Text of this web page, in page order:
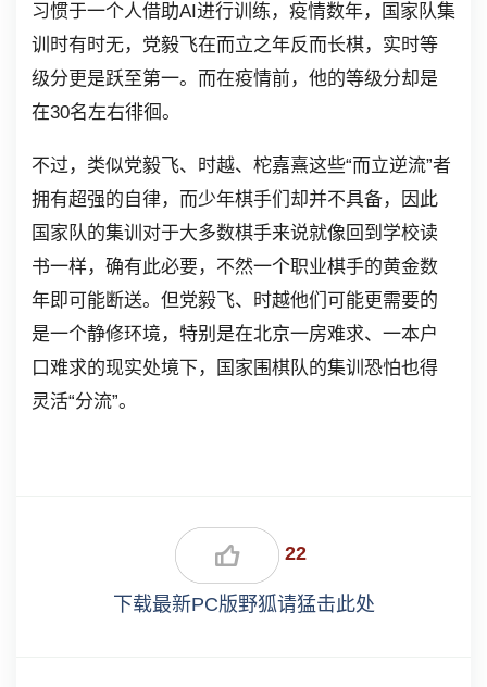
习惯于一个人借助AI进行训练，疫情数年，国家队集
训时有时无，党毅飞在而立之年反而长棋，实时等
级分更是跃至第一。而在疫情前，他的等级分却是
在30名左右徘徊。
不过，类似党毅飞、时越、柁嘉熹这些“而立逆流”者
拥有超强的自律，而少年棋手们却并不具备，因此
国家队的集训对于大多数棋手来说就像回到学校读
书一样，确有此必要，不然一个职业棋手的黄金数
年即可能断送。但党毅飞、时越他们可能更需要的
是一个静修环境，特别是在北京一房难求、一本户
口难求的现实处境下，国家围棋队的集训恐怕也得
灵活“分流”。
22
下载最新PC版野狐请猛击此处